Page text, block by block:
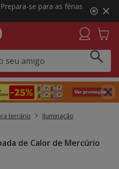
se para as férias
terrário Iluminação
de Calor de Mercúrio